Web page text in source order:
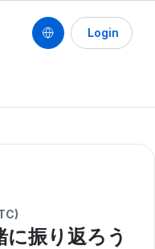
Login
振り返ろう